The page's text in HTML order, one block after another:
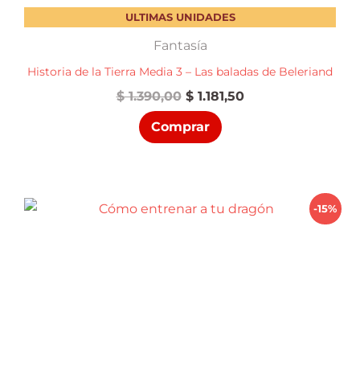
ULTIMAS UNIDADES
Fantasía
Historia de la Tierra Media 3 – Las baladas de Beleriand
$1.390,00 El
precio
original
era:
$1.181,50El
Comprar
-15%